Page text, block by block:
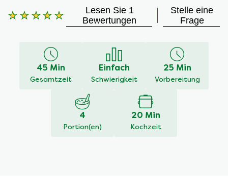
Die
Möhrensuppe
Lesen Sie 1
Bewertungen
Stelle eine
Frage
45 Min
Gesamtzeit
Einfach
Schwierigkeit
25 Min
Vorbereitung
4
Portion(en)
20 Min
Kochzeit